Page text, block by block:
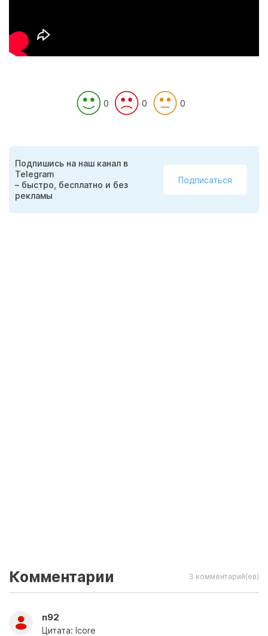
0 0 0
Подпишись на наш канал в
Telegram
– быстро, бесплатно и без
рекламы
Подписаться
Комментарии 3 комментарий(ев)
n92
Цитата: Icore